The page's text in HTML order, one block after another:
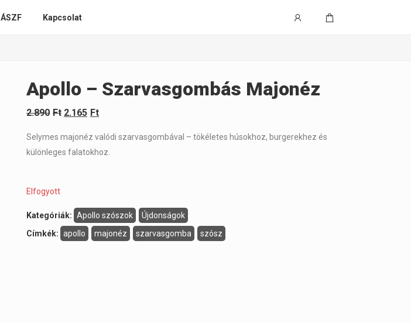
ÁSZF Kapcsolat
Apollo – Szarvasgombás Majonéz
2.890 Ft 2.165 Ft
Selymes majonéz valódi szarvasgombával – tökéletes húsokhoz, burgerekhez és
különleges falatokhoz.
Elfogyott
Kategóriák: Apollo szószok
Újdonságok
Címkék: apollo majonéz szarvasgomba szósz